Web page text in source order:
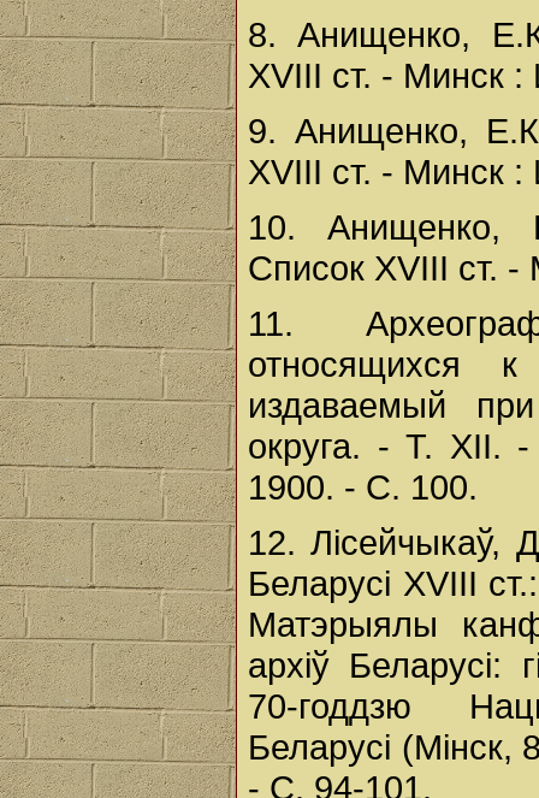
8. Анищенко,
XVIII cт. - Минск
9. Анищенко,
XVIII cт. - Минск
10. Анищенко,
Список XVIII ст.
11.
относящихся
издаваемый
округа. - Т. XII.
1900. - С. 100.
12. Лісейчыкаў,
Беларусі XVIII
Матэрыялы
архіў Беларусі:
70-годдзю
Беларусі (Мінск,
- С. 94-101.